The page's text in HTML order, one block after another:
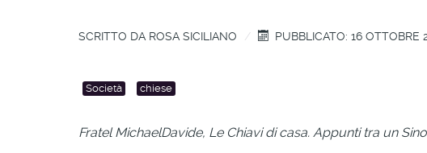
SCRITTO DA ROSA SICILIANO PUBBLICATO: 16 OTTOBRE
Società chiese
Fratel MichaelDavide, Le Chiavi di casa. Appunti tra un